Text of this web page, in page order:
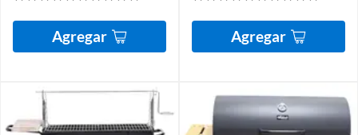
Agregar Agregar